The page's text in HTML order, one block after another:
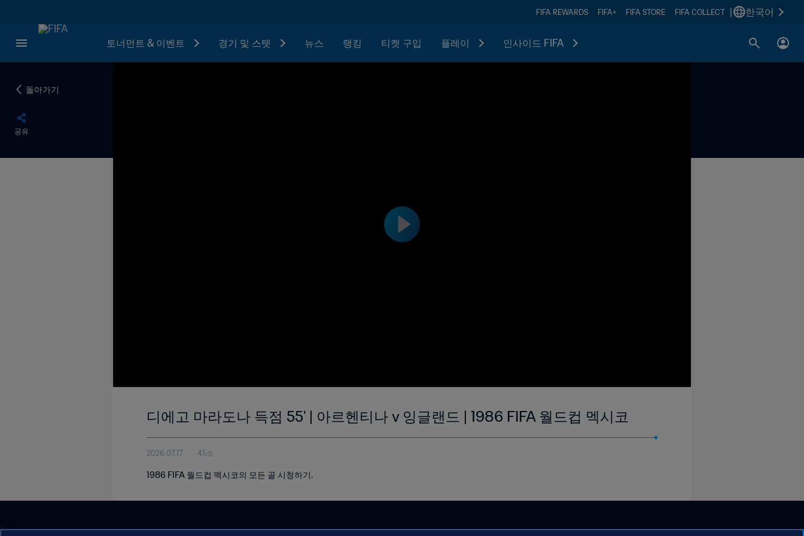
FIFA REWARDS FIFA+ FIFA STORE FIFA COLLECT 한국어
토너먼트 & 이벤트 경기 및 스텟 뉴스 랭킹 티켓 구입 플레이 인사이드 FIFA
돌아가기
공유
디에고 마라도나 득점 55' | 아르헨티나 v 잉글랜드 | 1986 FIFA 월드컵 멕시코
2026.07.17 45초
1986 FIFA 월드컵 멕시코의 모든 골 시청하기.